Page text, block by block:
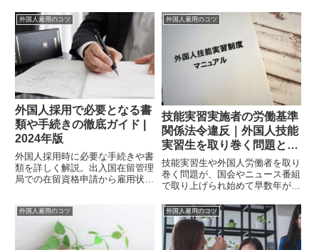
も経たずに辞めてしまった・・・
そのような悩みを聞くことがしば
しばあります。慎重に選考を重
ね、高い入社意欲も確認した。面
談...
「特定技能1号」への移行措置の
外国人雇用のコツ
外国人採用で必要となる書
類や手続きの徹底ガイド |
2024年版
外国人採用時に必要な手続きや書
類を詳しく解説。出入国在留管理
局での在留資格申請から雇用状況
を網羅しています。外国人雇用に
慣れていない企業向けのガイドで
外国人雇用のコツ
技能実習実施者の労働基準
関係法令違反｜外国人技能
実習生を取り巻く問題と
は？
技能実習生や外国人労働者を取り
巻く問題が、国会やニュース番組
で取り上げられ始めて早数年が経
減退や入国制限の時期を経て、彼
らを取り巻く環境はどのようにな
っているのでしょうか？この記事
では、全国の労働局や労働基準
外国人雇用のコツ 外国人雇用のコツ